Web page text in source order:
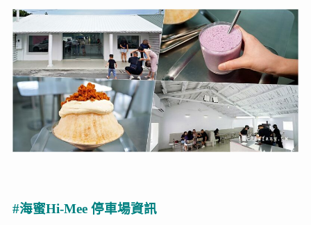
#海蜜Hi-Mee 停車場資訊